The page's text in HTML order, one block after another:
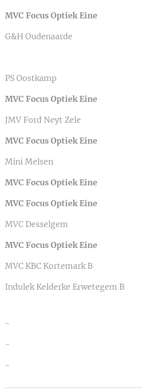
MVC Focus Optiek Eine
G&H Oudenaarde
PS Oostkamp
MVC Focus Optiek Eine
JMV Ford Neyt Zele
MVC Focus Optiek Eine
Mini Melsen
MVC Focus Optiek Eine
MVC Focus Optiek Eine
MVC Desselgem
MVC Focus Optiek Eine
MVC KBC Kortemark B
Indulek Kelderke Erwetegem B
-
-
-